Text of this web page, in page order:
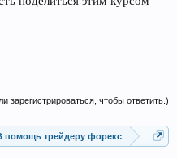
зарегистрироваться, чтобы ответить.)
помощь трейдеру форекс